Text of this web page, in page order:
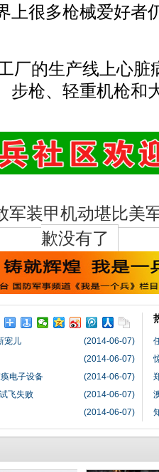
上很多枪械爱好者
厂的生产线上心脏
步枪、轻重机枪和
军装甲机动堪比美
歉没有了
(2014-06-07)
宠儿
(2014-06-07)
(2014-06-07)
电子设备
(2014-06-07)
飞失败
(2014-06-07)